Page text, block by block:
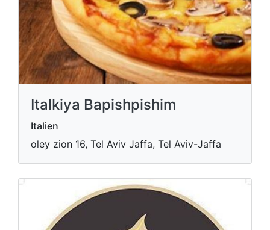
Italkiya Bapishpishim
Italien
oley zion 16, Tel Aviv Jaffa, Tel Aviv-Jaffa